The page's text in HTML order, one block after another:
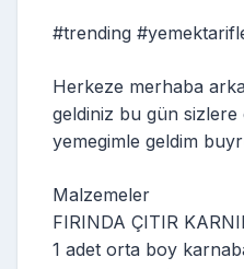
#trending
Herkeze merhaba
geldiniz bu gün
yemegimle geldim
Malzemeler
FIRINDA ÇITIR
1 adet orta boy